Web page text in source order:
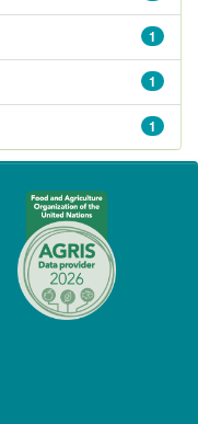
1
1
1